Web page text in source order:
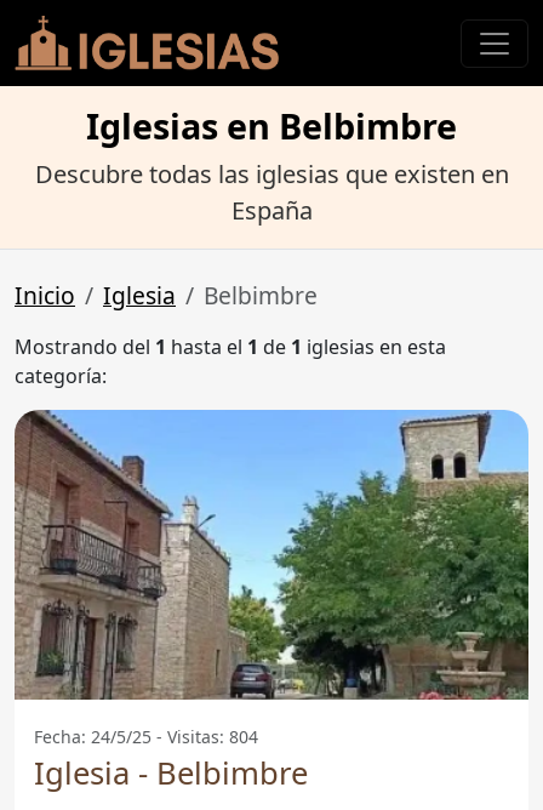
Iglesias en Belbimbre
Descubre todas las iglesias que existen en
España
Inicio Iglesia Belbimbre
Mostrando del 1 hasta el 1 de 1 iglesias en esta
categoría:
Fecha: 24/5/25 - Visitas: 804
Iglesia - Belbimbre